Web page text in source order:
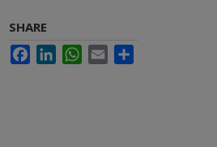
SHARE
FacebookLinkedInWhatsApp
Email